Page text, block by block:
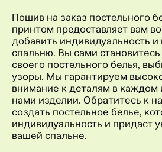
Пошив на заказ постельного
принтом предоставляет вам
добавить индивидуальность и
спальню. Вы сами
своего постельного белья,
узоры. Мы гарантируем
внимание к деталям в каждом
нами изделии. Обратитесь к
создать постельное белье,
индивидуальность и придаст
вашей спальне.